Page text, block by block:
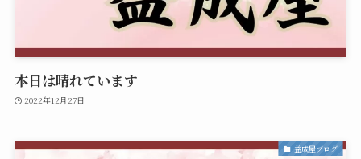
本日は晴れています
2022年12月27日
益成屋ブログ